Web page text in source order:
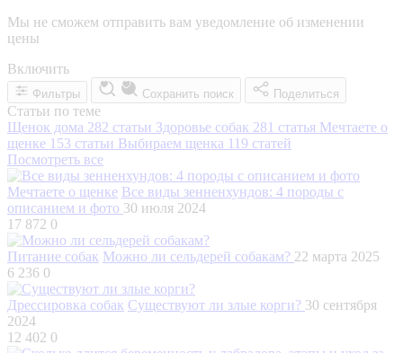
Мы не сможем отправить вам уведомление об изменении
цены
Включить
Фильтры Сохранить поиск Поделиться
Статьи по теме
Щенок дома 282 статьи Здоровье собак 281 статья Мечтаете о
щенке 153 статьи Выбираем щенка 119 статей
Посмотреть все
Мечтаете о щенке Все виды зенненхундов: 4 породы с
описанием и фото 30 июля 2024
17 872 0
Питание собак Можно ли сельдерей собакам? 22 марта 2025
6 236 0
Дрессировка собак Существуют ли злые корги? 30 сентября
2024
12 402 0